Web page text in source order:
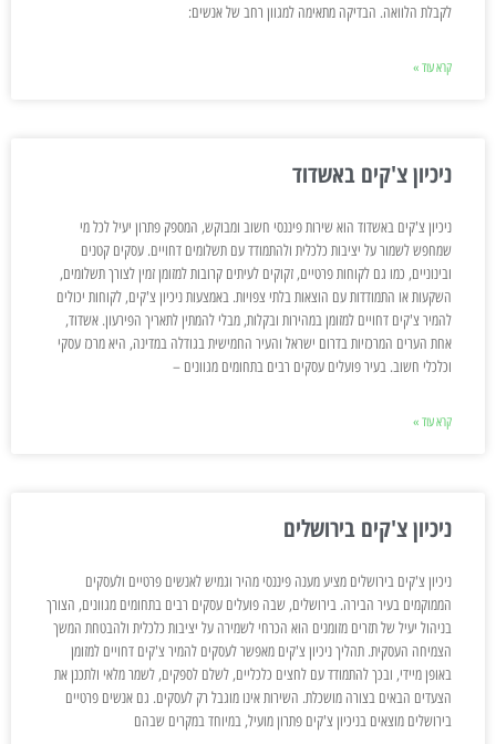
לקבלת הלוואה. הבדיקה מתאימה למגוון רחב של אנשים:
קרא עוד »
ניכיון צ'קים באשדוד
ניכיון צ'קים באשדוד הוא שירות פיננסי חשוב ומבוקש, המספק פתרון יעיל לכל מי
שמחפש לשמור על יציבות כלכלית ולהתמודד עם תשלומים דחויים. עסקים קטנים
ובינוניים, כמו גם לקוחות פרטיים, זקוקים לעיתים קרובות למזומן זמין לצורך תשלומים,
השקעות או התמודדות עם הוצאות בלתי צפויות. באמצעות ניכיון צ'קים, לקוחות יכולים
להמיר צ'קים דחויים למזומן במהירות ובקלות, מבלי להמתין לתאריך הפירעון. אשדוד,
אחת הערים המרכזיות בדרום ישראל והעיר החמישית בגודלה במדינה, היא מרכז עסקי
וכלכלי חשוב. בעיר פועלים עסקים רבים בתחומים מגוונים –
קרא עוד »
ניכיון צ'קים בירושלים
ניכיון צ'קים בירושלים מציע מענה פיננסי מהיר וגמיש לאנשים פרטיים ולעסקים
הממוקמים בעיר הבירה. בירושלים, שבה פועלים עסקים רבים בתחומים מגוונים, הצורך
בניהול יעיל של תזרים מזומנים הוא הכרחי לשמירה על יציבות כלכלית ולהבטחת המשך
הצמיחה העסקית. תהליך ניכיון צ'קים מאפשר לעסקים להמיר צ'קים דחויים למזומן
באופן מיידי, ובכך להתמודד עם לחצים כלכליים, לשלם לספקים, לשמר מלאי ולתכנן את
הצעדים הבאים בצורה מושכלת. השירות אינו מוגבל רק לעסקים. גם אנשים פרטיים
בירושלים מוצאים בניכיון צ'קים פתרון מועיל, במיוחד במקרים שבהם